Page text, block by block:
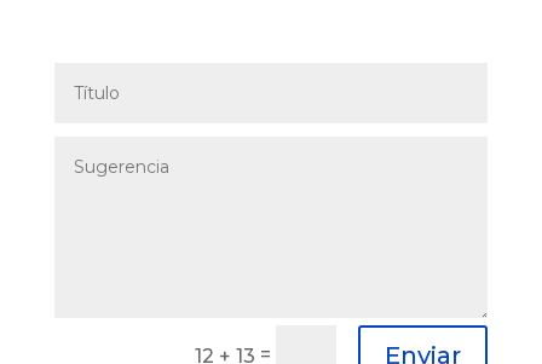
12 + 13 = Enviar